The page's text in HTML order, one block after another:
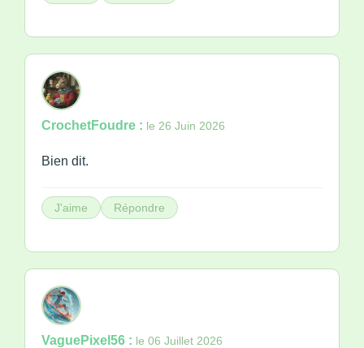
CrochetFoudre : le 26 Juin 2026
Bien dit.
J'aime Répondre
VaguePixel56 : le 06 Juillet 2026